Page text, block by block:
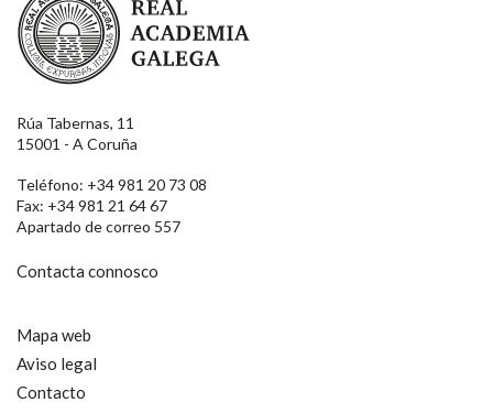
Rúa Tabernas, 11
15001 - A Coruña
Teléfono: +34 981 20 73 08
Fax: +34 981 21 64 67
Apartado de correo 557
Contacta connosco
Mapa web
Aviso legal
Contacto